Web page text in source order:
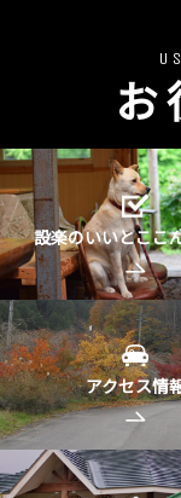
設楽のいいとここ
アクセス情